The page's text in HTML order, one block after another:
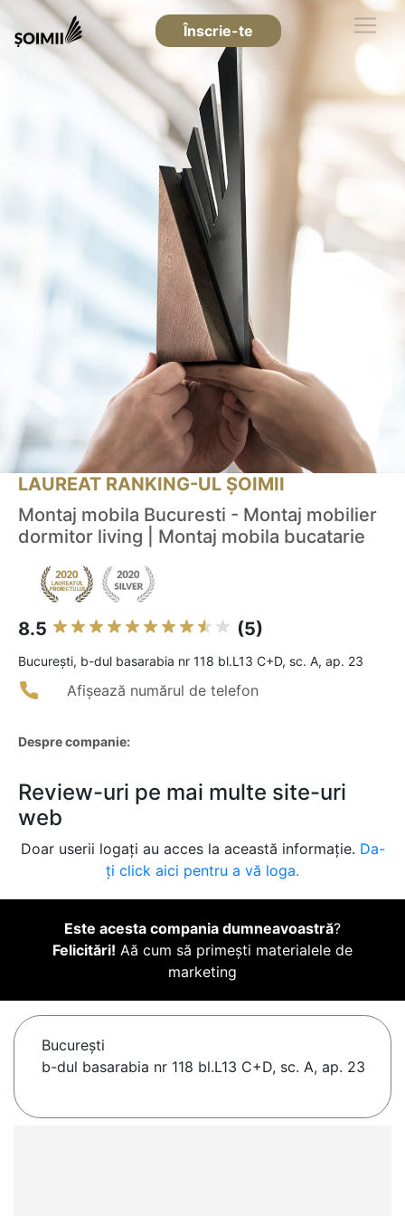
Înscrie-te
LAUREAT RANKING-UL ȘOIMII
Montaj mobila Bucuresti - Montaj mobilier
dormitor living | Montaj mobila bucatarie
8.5 (5)
Bucureşti, b-dul basarabia nr 118 bl.L13 C+D, sc. A, ap. 23
Afișează numărul de telefon
Despre companie:
Review-uri pe mai multe site-uri
web
Doar userii logați au acces la această informație. Da-
ți click aici pentru a vă loga.
Este acesta compania dumneavoastră?
Felicitări! Aă cum să primești materialele de
marketing
Bucureşti
b-dul basarabia nr 118 bl.L13 C+D, sc. A, ap. 23